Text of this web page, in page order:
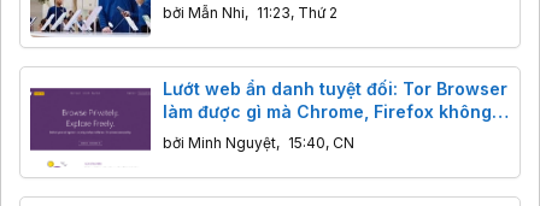
bởi Mẫn Nhi, 11:23, Thứ 2
Lướt web ẩn danh tuyệt đối: Tor Browser
làm được gì mà Chrome, Firefox không
thể?
bởi Minh Nguyệt, 15:40, CN